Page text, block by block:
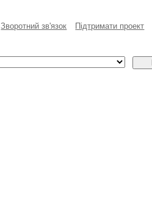
Зворотний зв'язок Пiдтримати проект